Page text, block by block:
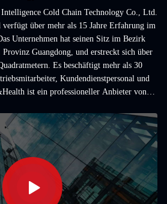
Cold Chain Technology Co., Ltd.
verfügt über mehr als 15 Jahre Erfahrung im
Unternehmen hat seinen Sitz im Bezirk
Guangdong, und erstreckt sich über
Es beschäftigt mehr als 30
Kundendienstpersonal und
ist ein professioneller Anbieter von